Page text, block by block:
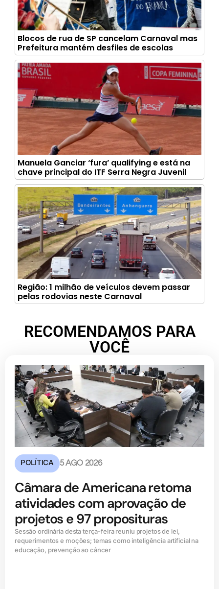
Blocos de rua de SP cancelam Carnaval mas
Prefeitura mantém desfiles de escolas
Manuela Ganciar ‘fura’ qualifying e está na
chave principal do ITF Serra Negra Juvenil
Região: 1 milhão de veículos devem passar
pelas rodovias neste Carnaval
RECOMENDAMOS PARA
VOCÊ
POLÍTICA 5 AGO 2026
Câmara de Americana retoma
atividades com aprovação de
projetos e 97 proposituras
Sessão ordinária desta terça-feira reuniu projetos de lei,
requerimentos e moções; temas como inteligência artificial na
educação, prevenção ao câncer